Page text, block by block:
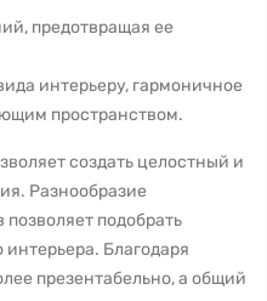
предотвращая ее
интерьеру, гармоничное
пространством.
создать целостный и
Разнообразие
подобрать
Благодаря
презентабельно, а общий